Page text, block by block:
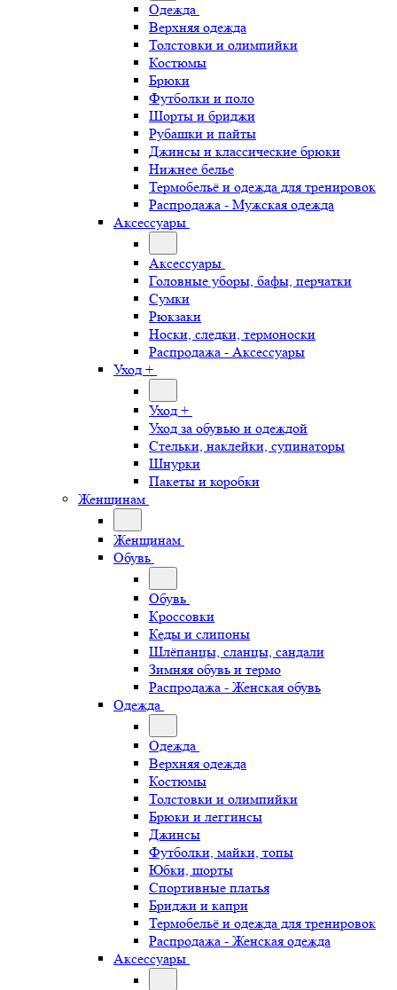
Одежда
Верхняя одежда
Толстовки и олимпийки
Костюмы
Брюки
Футболки и поло
Шорты и бриджи
Рубашки и пайты
Джинсы и классические брюки
Нижнее белье
Термобельё и одежда для тренировок
Распродажа - Мужская одежда
Аксессуары
Аксессуары
Головные уборы, бафы, перчатки
Сумки
Рюкзаки
Носки, следки, термоноски
Распродажа - Аксессуары
Уход +
Уход +
Уход за обувью и одеждой
Стельки, наклейки, супинаторы
Шнурки
Пакеты и коробки
Женщинам
Женщинам
Обувь
Обувь
Кроссовки
Кеды и слипоны
Шлёпанцы, сланцы, сандали
Зимняя обувь и термо
Распродажа - Женская обувь
Одежда
Одежда
Верхняя одежда
Костюмы
Толстовки и олимпийки
Брюки и леггинсы
Джинсы
Футболки, майки, топы
Юбки, шорты
Спортивные платья
Бриджи и капри
Термобельё и одежда для тренировок
Распродажа - Женская одежда
Аксессуары